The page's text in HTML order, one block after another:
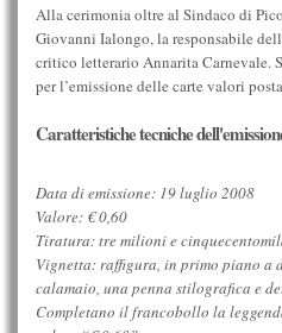
Alla cerimonia oltre al Sindaco di
Giovanni Ialongo, la responsabile
critico letterario Annarita Carnevale.
per l’emissione delle carte valori
Caratteristiche tecniche
Data di emissione: 19 luglio 2008
Valore: € 0,60
Tiratura: tre milioni e
Vignetta: raffigura, in primo piano a
calamaio, una penna stilografica e
Completano il francobollo la